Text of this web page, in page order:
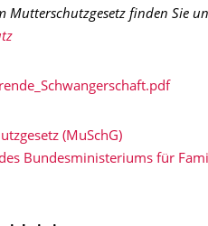
Mutterschutzgesetz finden Sie
(MuSchG)
Bundesministeriums für